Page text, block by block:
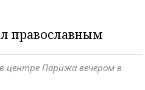
православным
центре Парижа вечером в